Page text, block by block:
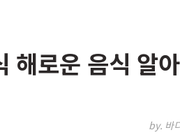
해로운 음식 알
by. 바